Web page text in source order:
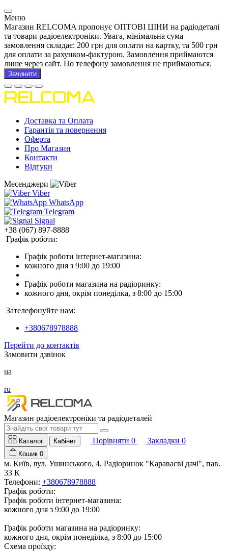
Меню
Магазин RELCOMA пропонує ОПТОВІ ЦІНИ на радіодеталі
та товари радіоелектроніки. Увага, мінімальна сума
замовлення складає: 200 грн для оплати на картку, та 500 грн
для оплати за рахунком-фактурою. Замовлення приймаются
лише через сайт. По телефону замовлення не приймаються.
Зачинити
Доставка та Оплата
Гарантія та повернення
Оферта
Про Магазин
Контакти
Відгуки
Месенджери
Viber
WhatsApp
Telegram
Signal
+38 (067) 897-8888
Графік роботи:
Графік роботи інтернет-магазина:
кожного дня з 9:00 до 19:00
Графік роботи магазина на радіоринку:
кожного дня, окрім понеділка, з 8:00 до 15:00
Зателефонуйте нам:
+380678978888
Перейти до контактів
Замовити дзвінок
ua
ru
Магазин радіоелектроніки та радіодеталей
Каталог Кабінет Порівняти 0 Закладки 0
Кошик 0
м. Київ, вул. Ушинського, 4, Радіоринок "Караваєві дачі", пав.
33 К
Телефони: +380678978888
Графік роботи:
Графік роботи інтернет-магазина:
кожного дня з 9:00 до 19:00
Графік роботи магазина на радіоринку:
кожного дня, окрім понеділка, з 8:00 до 15:00
Схема проїзду: